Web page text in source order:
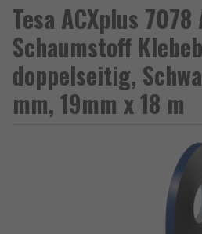
Tesa ACXplus
Schaumstoff
doppelseitig,
mm, 19mm x 18 m